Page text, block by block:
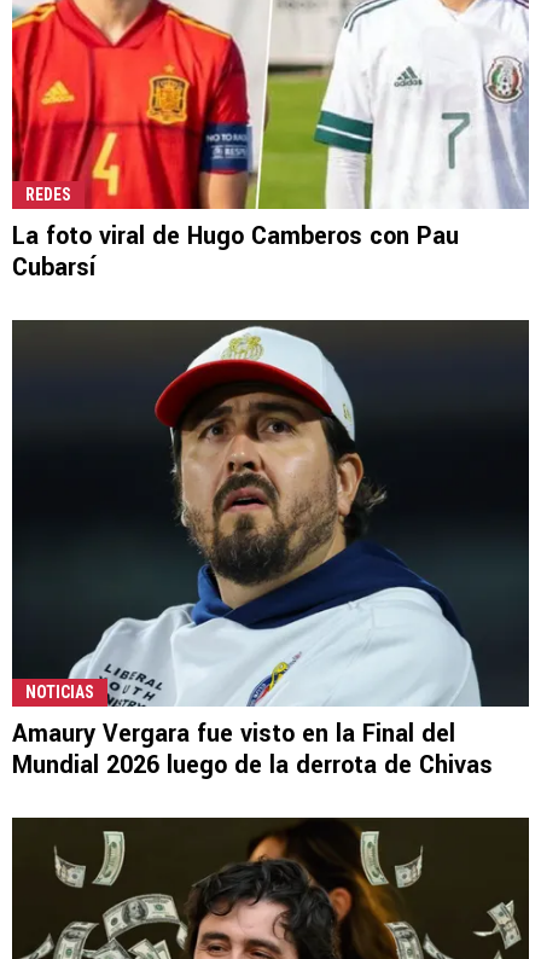
REDES
La foto viral de Hugo Camberos con Pau
Cubarsí
NOTICIAS
Amaury Vergara fue visto en la Final del
Mundial 2026 luego de la derrota de Chivas